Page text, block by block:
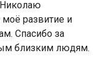
развитие и
Спасибо за
близким людям.